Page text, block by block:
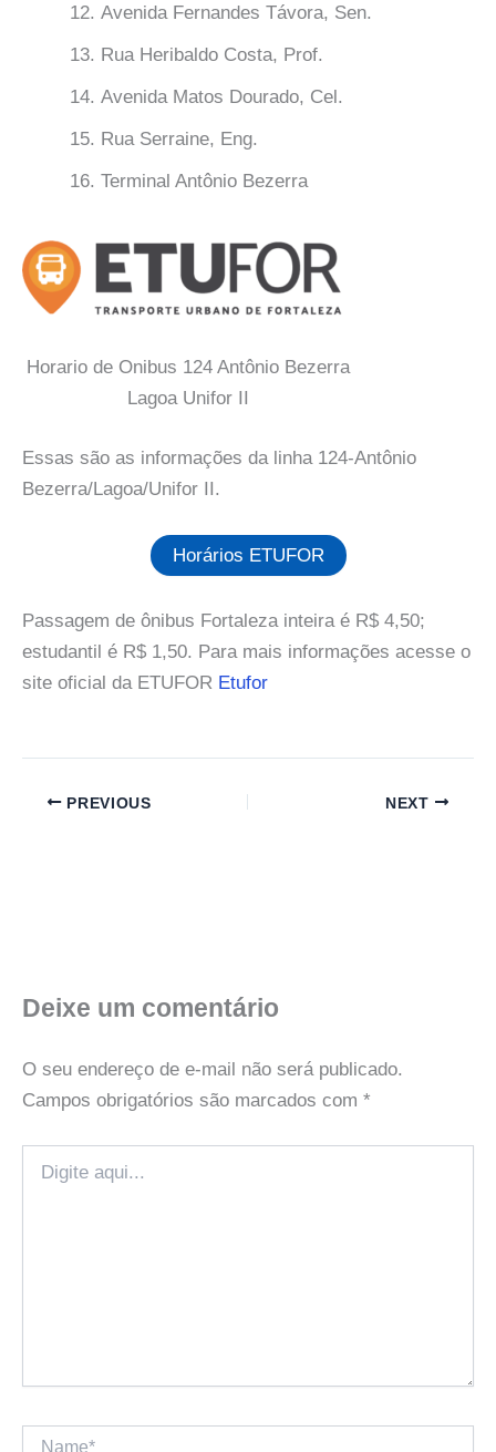
Avenida Fernandes Távora, Sen.
Rua Heribaldo Costa, Prof.
Avenida Matos Dourado, Cel.
Rua Serraine, Eng.
Terminal Antônio Bezerra
Horario de Onibus 124 Antônio Bezerra
Lagoa Unifor II
Essas são as informações da linha 124-Antônio
Bezerra/Lagoa/Unifor II.
Horários ETUFOR
Passagem de ônibus Fortaleza inteira é R$ 4,50;
estudantil é R$ 1,50. Para mais informações acesse o
site oficial da ETUFOR Etufor
PREVIOUS NEXT
Deixe um comentário
O seu endereço de e-mail não será publicado.
Campos obrigatórios são marcados com *
aqui...
Name*